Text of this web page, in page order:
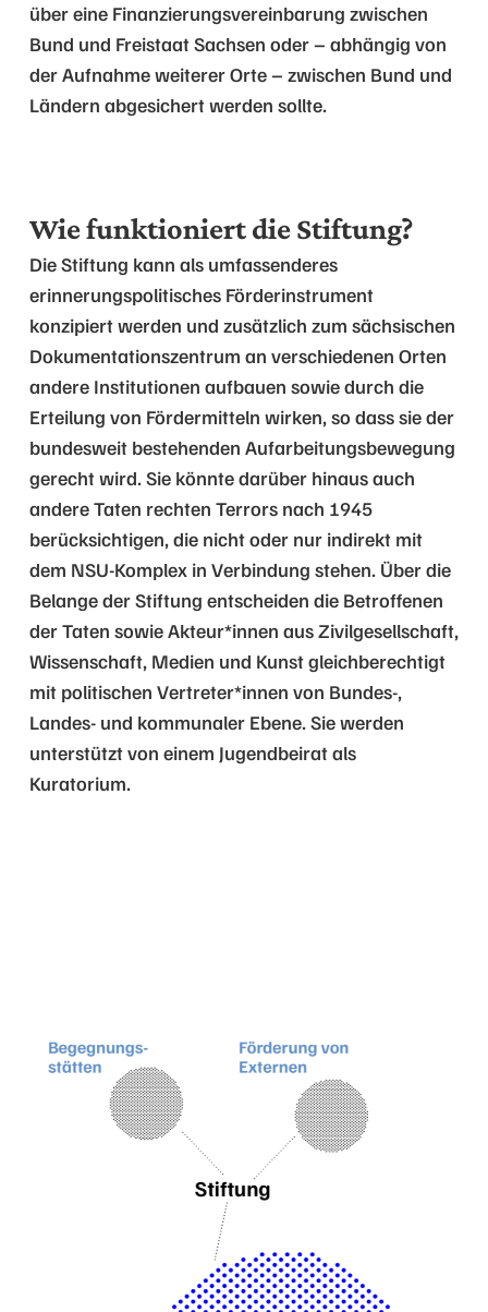
über eine Finanzierungsvereinbarung zwischen
Bund und Freistaat Sachsen oder – abhängig von
der Aufnahme weiterer Orte – zwischen Bund und
Ländern abgesichert werden sollte.
Wie funktioniert die Stiftung?
Die Stiftung kann als umfassenderes
erinnerungspolitisches Förderinstrument
konzipiert werden und zusätzlich zum sächsischen
Dokumentationszentrum an verschiedenen Orten
andere Institutionen aufbauen sowie durch die
Erteilung von Fördermitteln wirken, so dass sie der
bundesweit bestehenden Aufarbeitungsbewegung
gerecht wird. Sie könnte darüber hinaus auch
andere Taten rechten Terrors nach 1945
berücksichtigen, die nicht oder nur indirekt mit
dem NSU-Komplex in Verbindung stehen. Über die
Belange der Stiftung entscheiden die Betroffenen
der Taten sowie Akteur*innen aus Zivilgesellschaft,
Wissenschaft, Medien und Kunst gleichberechtigt
mit politischen Vertreter*innen von Bundes-,
Landes- und kommunaler Ebene. Sie werden
unterstützt von einem Jugendbeirat als
Kuratorium.